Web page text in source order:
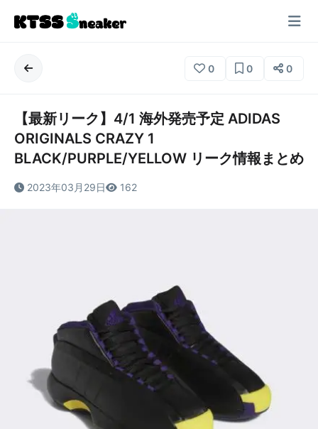
0 0 0
【最新リーク】4/1 海外発売予定 ADIDAS
ORIGINALS CRAZY 1
BLACK/PURPLE/YELLOW リーク情報まとめ
2023年03月29日 162